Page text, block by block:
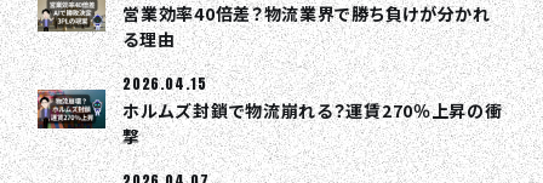
営業効率40倍差？物流業界で勝ち負けが分かれ
る理由
2026.04.15
ホルムズ封鎖で物流崩れる？運賃270％上昇の衝
撃